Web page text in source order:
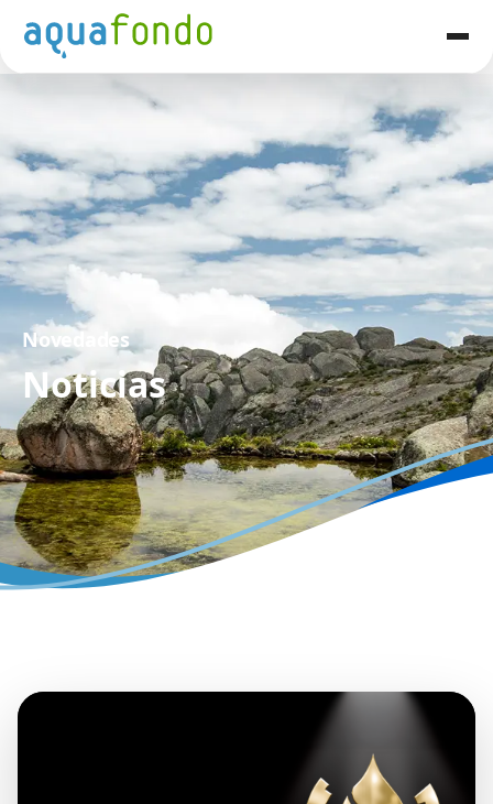
Novedades
Noticias